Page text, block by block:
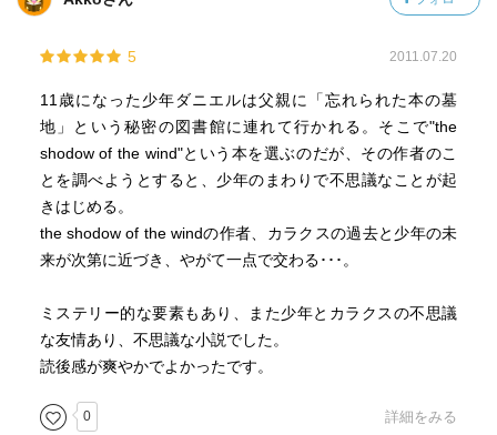
5 2011.07.20
11歳になった少年ダニエルは父親に「忘れられた本の墓
地」という秘密の図書館に連れて行かれる。そこで"the
shodow of the wind"という本を選ぶのだが、その作者のこ
とを調べようとすると、少年のまわりで不思議なことが起
きはじめる。
the shodow of the windの作者、カラクスの過去と少年の未
来が次第に近づき、やがて一点で交わる･･･。
ミステリー的な要素もあり、また少年とカラクスの不思議
な友情あり、不思議な小説でした。
読後感が爽やかでよかったです。
0 詳細をみる